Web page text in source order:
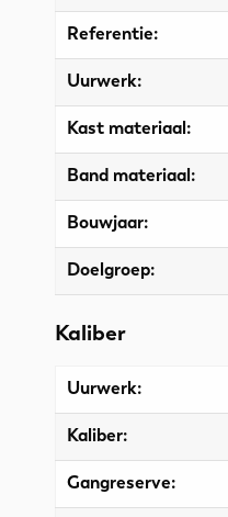
Referentie:
Uurwerk:
Kast materiaal:
Band materiaal:
Bouwjaar:
Doelgroep:
Kaliber
Uurwerk:
Kaliber:
Gangreserve: